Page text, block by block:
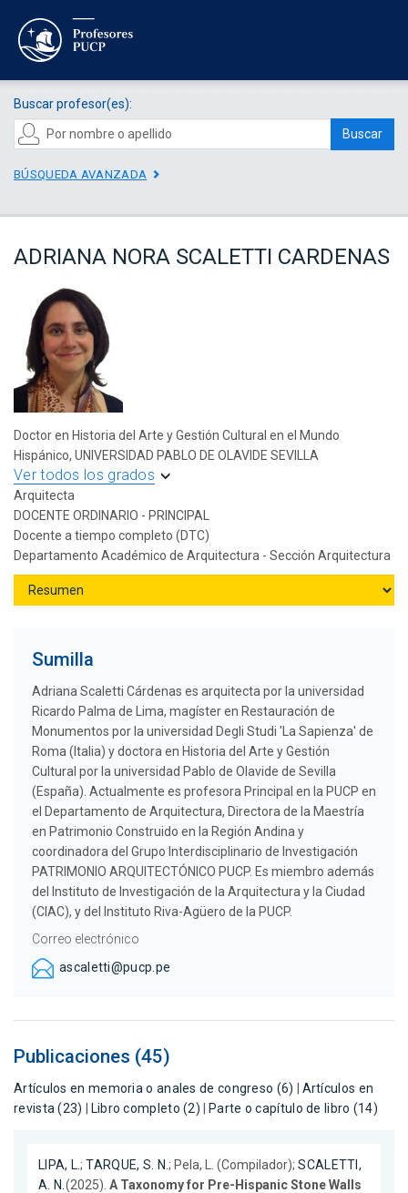
Buscar profesor(es):
Buscar
BÚSQUEDA AVANZADA
ADRIANA NORA SCALETTI CARDENAS
Doctor en Historia del Arte y Gestión Cultural en el Mundo
Hispánico, UNIVERSIDAD PABLO DE OLAVIDE SEVILLA
Ver todos los grados
Arquitecta
DOCENTE ORDINARIO - PRINCIPAL
Docente a tiempo completo (DTC)
Departamento Académico de Arquitectura - Sección Arquitectura
Sumilla
Adriana Scaletti Cárdenas es arquitecta por la universidad
Ricardo Palma de Lima, magíster en Restauración de
Monumentos por la universidad Degli Studi 'La Sapienza' de
Roma (Italia) y doctora en Historia del Arte y Gestión
Cultural por la universidad Pablo de Olavide de Sevilla
(España). Actualmente es profesora Principal en la PUCP en
el Departamento de Arquitectura, Directora de la Maestría
en Patrimonio Construido en la Región Andina y
coordinadora del Grupo Interdisciplinario de Investigación
PATRIMONIO ARQUITECTÓNICO PUCP. Es miembro además
del Instituto de Investigación de la Arquitectura y la Ciudad
(CIAC), y del Instituto Riva-Agüero de la PUCP.
Correo electrónico
ascaletti@pucp.pe
Publicaciones (45)
Artículos en memoria o anales de congreso (6)
Artículos en
revista (23)
Libro completo (2) Parte o capítulo de libro (14)
LIPA, L.;TARQUE, S. N.; Pela, L. (Compilador);SCALETTI,
A. N. (2025). A Taxonomy for Pre-Hispanic Stone Walls